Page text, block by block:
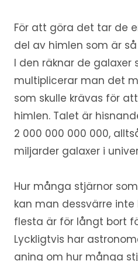
För att göra det tar de
del av himlen som är
I den räknar de galaxer
multiplicerar man det
som skulle krävas för
himlen. Talet är
2 000 000 000 000,
miljarder galaxer i
Hur många stjärnor
kan man dessvärre inte
flesta är för långt bort
Lyckligtvis har
aning om hur många